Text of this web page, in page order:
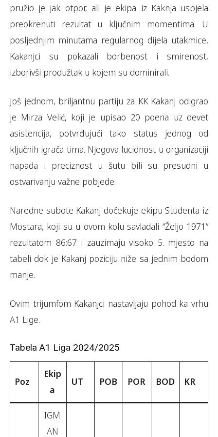
pružio je jak otpor, ali je ekipa iz Kaknja uspjela
preokrenuti rezultat u ključnim momentima. U
posljednjim minutama regularnog dijela utakmice,
Kakanjci su pokazali borbenost i smirenost,
izborivši produžtak u kojem su dominirali.
Još jednom, briljantnu partiju za KK Kakanj odigrao
je Mirza Velić, koji je upisao 20 poena uz devet
asistencija, potvrđujući tako status jednog od
ključnih igrača tima. Njegova lucidnost u organizaciji
napada i preciznost u šutu bili su presudni u
ostvarivanju važne pobjede.
Naredne subote Kakanj dočekuje ekipu Studenta iz
Mostara, koji su u ovom kolu savladali “Željo 1971”
rezultatom 86:67 i zauzimaju visoko 5. mjesto na
tabeli dok je Kakanj poziciju niže sa jednim bodom
manje.
Ovim trijumfom Kakanjci nastavljaju pohod ka vrhu
A1 Lige.
Tabela A1 Liga 2024/2025
Poz
Ekip
a
UT POB POR BOD KR
IGM
AN